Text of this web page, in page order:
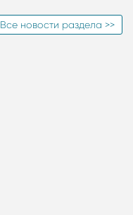
Все новости раздела >>